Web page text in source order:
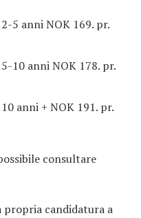
5 anni NOK 169. pr.
10 anni NOK 178. pr.
anni + NOK 191. pr.
consultare
propria candidatura a